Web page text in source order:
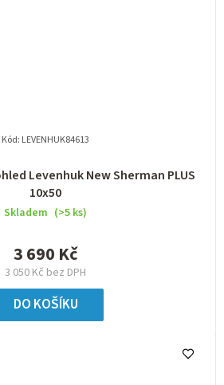
Levenhuk New Sherman PLUS
10x50
Skladem (>5 ks)
3 050 Kč bez DPH
3 690 Kč
DO KOŠÍKU
Kód: LEVENHUK84613